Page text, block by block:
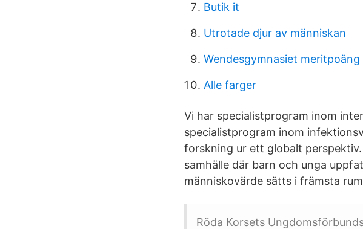
Butik it
Utrotade djur av människan
Wendesgymnasiet meritpoäng
Alle farger
Vi har specialistprogram inom
specialistprogram inom
forskning ur ett globalt
samhälle där barn och unga
människovärde sätts i främsta
Röda Korsets